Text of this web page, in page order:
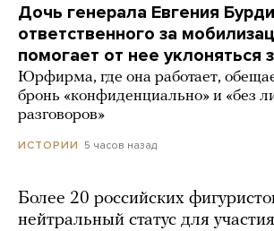
Дочь генерала Евгения
ответственного за
помогает от нее уклоняться
Юрфирма, где она работает,
бронь «конфиденциально» и «без
разговоров»
ИСТОРИИ 5 часов назад
Более 20 российских
нейтральный статус для участия